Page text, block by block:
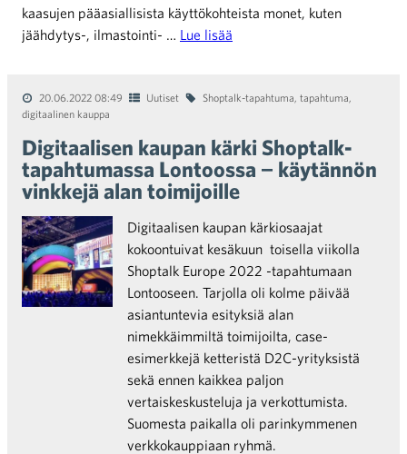
kaasujen pääasiallisista käyttökohteista monet, kuten
jäähdytys-, ilmastointi- … Lue lisää
20.06.2022 08:49 Uutiset Shoptalk-tapahtuma, tapahtuma,
digitaalinen kauppa
Digitaalisen kaupan kärki Shoptalk-
tapahtumassa Lontoossa − käytännön
vinkkejä alan toimijoille
Digitaalisen kaupan kärkiosaajat
kokoontuivat kesäkuun toisella viikolla
Shoptalk Europe 2022 -tapahtumaan
Lontooseen. Tarjolla oli kolme päivää
asiantuntevia esityksiä alan
nimekkäimmiltä toimijoilta, case-
esimerkkejä ketteristä D2C-yrityksistä
sekä ennen kaikkea paljon
vertaiskeskusteluja ja verkottumista.
Suomesta paikalla oli parinkymmenen
verkkokauppiaan ryhmä.